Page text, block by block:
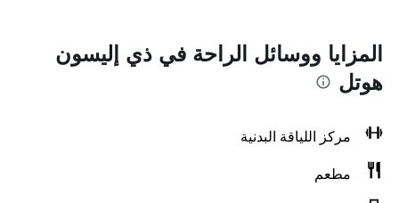
المزايا ووسائل الراحة في ذي إليسون
هوتل
مركز اللياقة البدنية
مطعم